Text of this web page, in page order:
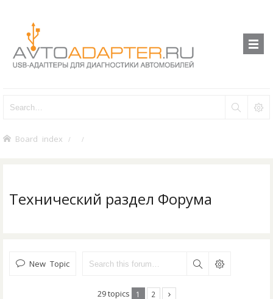
Board index
Технический раздел Форума
New Topic
29 topics 1 2